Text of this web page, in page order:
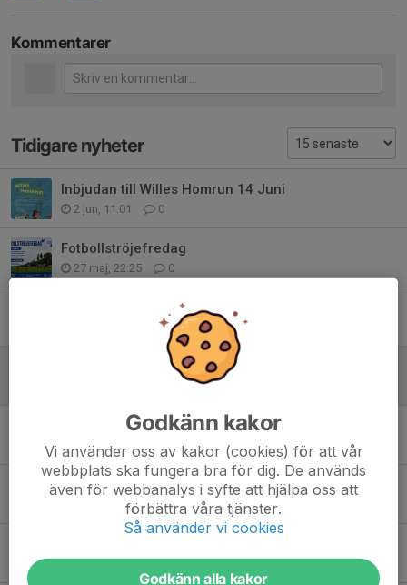
Kommentarer
Tidigare nyheter
Inbjudan till Willes Homrun 14 Juni
2 jun, 11:01 0
Fotbollströjefredag
27 maj, 22:25 0
Fotbollssäsongen 2026 Barn och Ungdom
0
Uppstart Fotboll F 18/19
Fotbollssäsongen närmar sig!
10 mar, 17:19 0
Viva España! 🇪🇸⚽
26 feb, 08:33 1
Godkänn kakor
Vi använder oss av kakor (cookies) för att vår
webbplats ska fungera bra för dig. De används
även för webbanalys i syfte att hjälpa oss att
förbättra våra tjänster.
Så använder vi cookies
Godkänn alla kakor